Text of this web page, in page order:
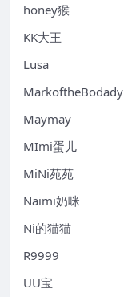
honey猴
KK大王
Lusa
MarkoftheBodady
Maymay
MImi蛋儿
MiNi苑苑
Naimi奶咪
Ni的猫猫
R9999
UU宝